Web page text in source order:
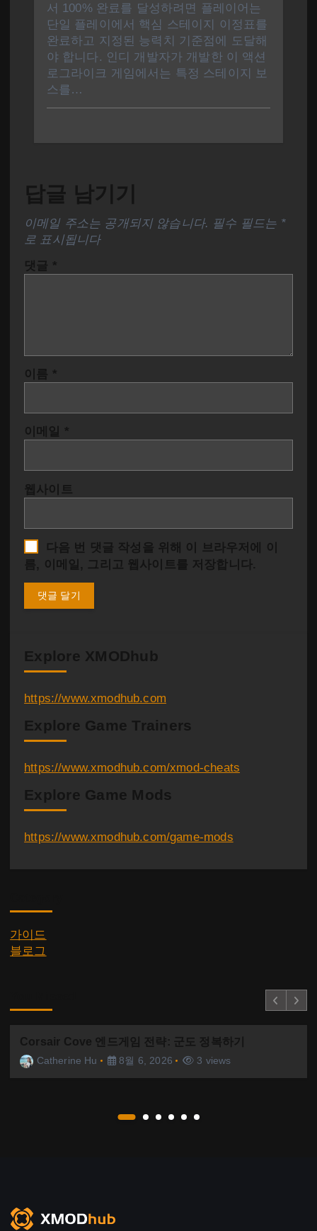
서 100% 완료를 달성하려면 플레이어는
단일 플레이에서 핵심 스테이지 이정표를
완료하고 지정된 능력치 기준점에 도달해
야 합니다. 인디 개발자가 개발한 이 액션
로그라이크 게임에서는 특정 스테이지 보
스를…
답글 남기기
이메일 주소는 공개되지 않습니다. 필수 필드는 *
로 표시됩니다
댓글 *
이름 *
이메일 *
웹사이트
다음 번 댓글 작성을 위해 이 브라우저에 이
름, 이메일, 그리고 웹사이트를 저장합니다.
Explore XMODhub
https://www.xmodhub.com
Explore Game Trainers
https://www.xmodhub.com/xmod-cheats
Explore Game Mods
https://www.xmodhub.com/game-mods
가이드
블로그
Corsair Cove 엔드게임 전략: 군도 정복하기
Catherine Hu 8월 6, 2026 3 views